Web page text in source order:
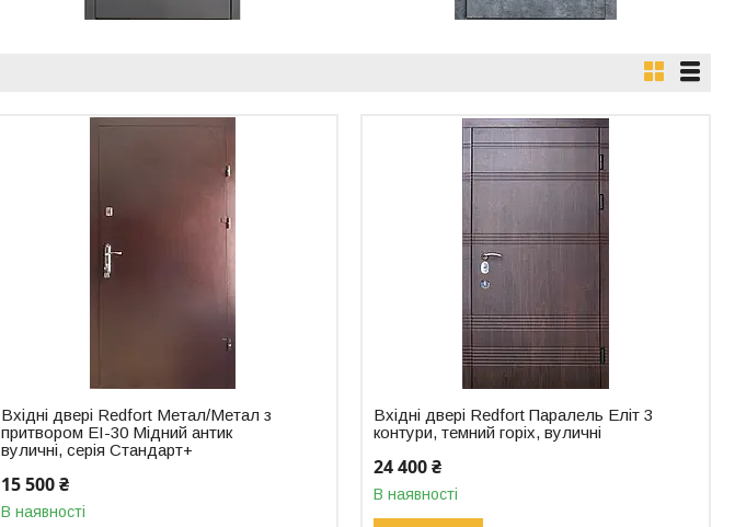
Вхідні двері Redfort Метал/Метал з
притвором EI-30 Мідний антик
вуличні, серія Стандарт+
15 500 ₴
В наявності
Вхідні двері Redfort Паралель Еліт 3
контури, темний горіх, вуличні
24 400 ₴
В наявності